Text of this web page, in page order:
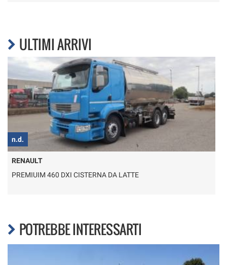
ULTIMI ARRIVI
n.d.
RENAULT
PREMIUIM 460 DXI CISTERNA DA LATTE
POTREBBE INTERESSARTI